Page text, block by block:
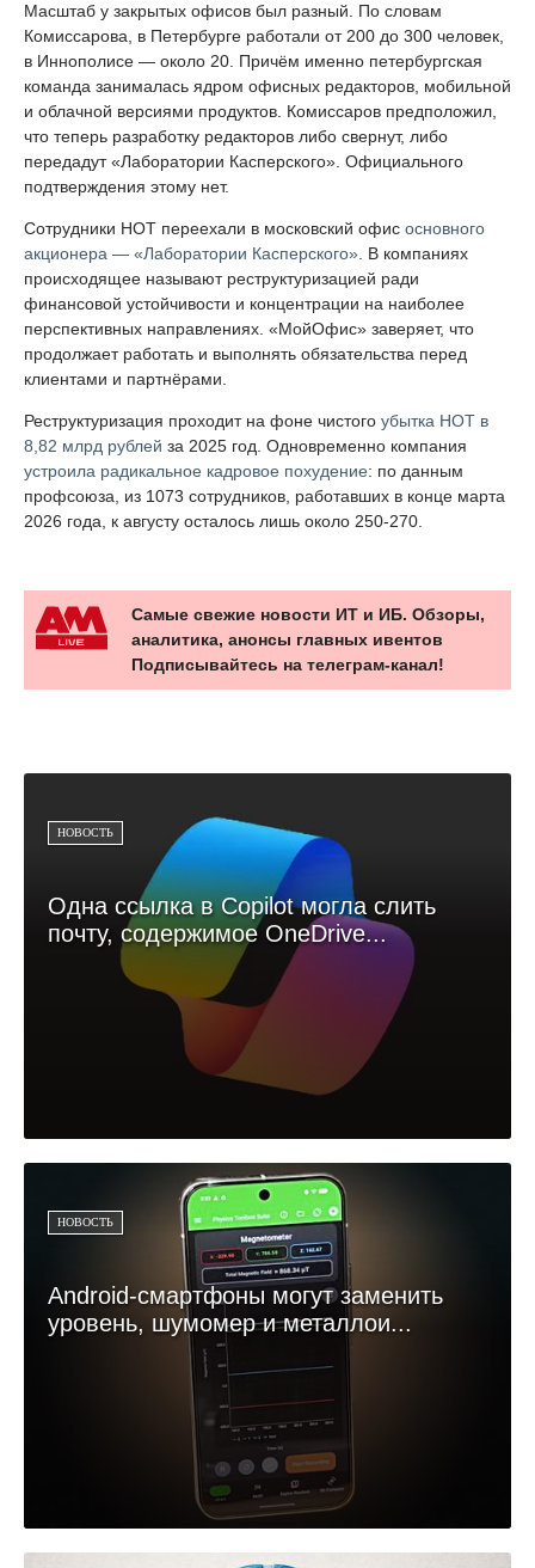
Масштаб у закрытых офисов был разный. По словам
Комиссарова, в Петербурге работали от 200 до 300 человек,
в Иннополисе — около 20. Причём именно петербургская
команда занималась ядром офисных редакторов, мобильной
и облачной версиями продуктов. Комиссаров предположил,
что теперь разработку редакторов либо свернут, либо
передадут «Лаборатории Касперского». Официального
подтверждения этому нет.
Сотрудники НОТ переехали в московский офис основного
акционера — «Лаборатории Касперского» . В компаниях
происходящее называют реструктуризацией ради
финансовой устойчивости и концентрации на наиболее
перспективных направлениях. «МойОфис» заверяет, что
продолжает работать и выполнять обязательства перед
клиентами и партнёрами.
Реструктуризация проходит на фоне чистого убытка НОТ в
8,82 млрд рублей за 2025 год. Одновременно компания
устроила радикальное кадровое похудение: по данным
профсоюза, из 1073 сотрудников, работавших в конце марта
2026 года, к августу осталось лишь около 250-270.
Самые свежие новости ИТ и ИБ. Обзоры,
аналитика, анонсы главных ивентов
Подписывайтесь на телеграм-канал!
НОВОСТЬ
Одна ссылка в Copilot могла слить
почту, содержимое OneDrive...
НОВОСТЬ
Android-смартфоны могут заменить
уровень, шумомер и металлои...